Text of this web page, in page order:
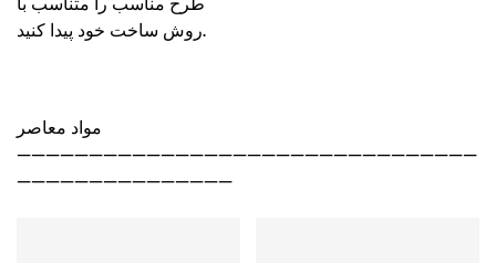
روش ساخت خود پیدا کنید.
مواد معاصر
————————————————————————————————
———————————————